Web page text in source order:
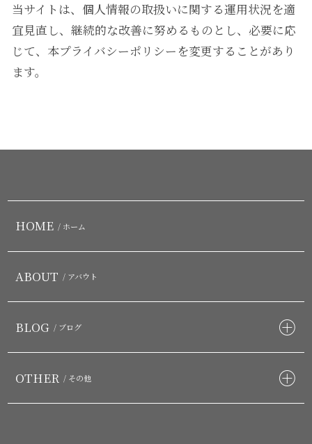
当サイトは、個人情報の取扱いに関する運用状況を適
宜見直し、継続的な改善に努めるものとし、必要に応
じて、本プライバシーポリシーを変更することがあり
ます。
HOME / ホーム
ABOUT / アバウト
BLOG / ブログ
OTHER / その他